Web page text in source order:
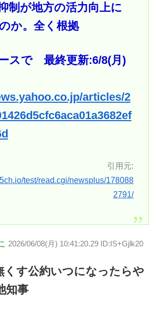
制が地方の活力向上に
か。全く根拠
スで 最終更新:6/8(月)
articles/2
引用元:
test/read.cgi/newsplus/178088
2791/
2026/06/08(月) 10:41:20.29 ID:IS+Gjlk20
くす公約いつになったらや
知事